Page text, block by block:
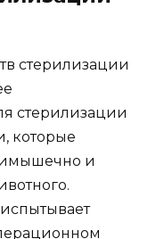
стерилизации
стерилизации
которые
и